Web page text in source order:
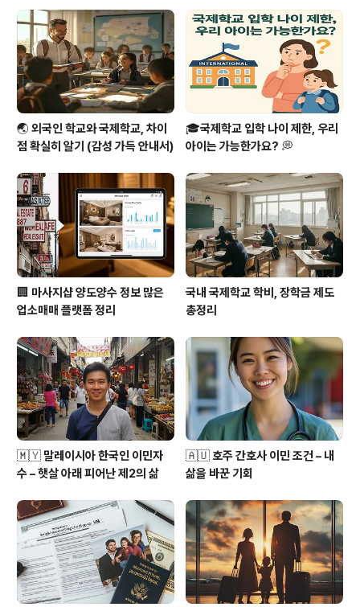
에게 열린 나라죠.무엇보다 말레이시아 생활비가 낮다는
점이 외국인 거주자들에게 큰 매력으로 작용하고 있습니
다.🏠 주거비 – 월세와 관리비의 현실말레이시아에서 가장
큰 고정 지출은 주거비입니다.그러나 서울..
🌏 외국인 학교와 국제학교, 차이
점 확실히 알기 (감성 가득 안내서)
🎓국제학교 입학 나이 제한, 우리
아이는 가능한가요? 💭
🏢 마사지샵 양도양수 정보 많은
업소매매 플랫폼 정리
국내 국제학교 학비, 장학금 제도
총정리
🇲🇾 말레이시아 한국인 이민자
수 – 햇살 아래 피어난 제2의 삶
🇦🇺 호주 간호사 이민 조건 – 내
삶을 바꾼 기회